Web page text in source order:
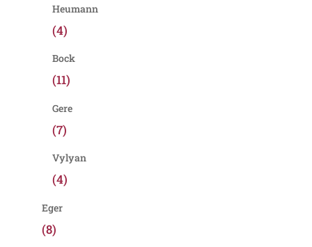
Heumann
(4)
Bock
(11)
Gere
(7)
Vylyan
(4)
Eger
(8)